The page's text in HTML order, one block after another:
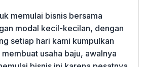
memulai bisnis bersama
modal kecil-kecilan, dengan
setiap hari kami kumpulkan
usaha baju, awalnya